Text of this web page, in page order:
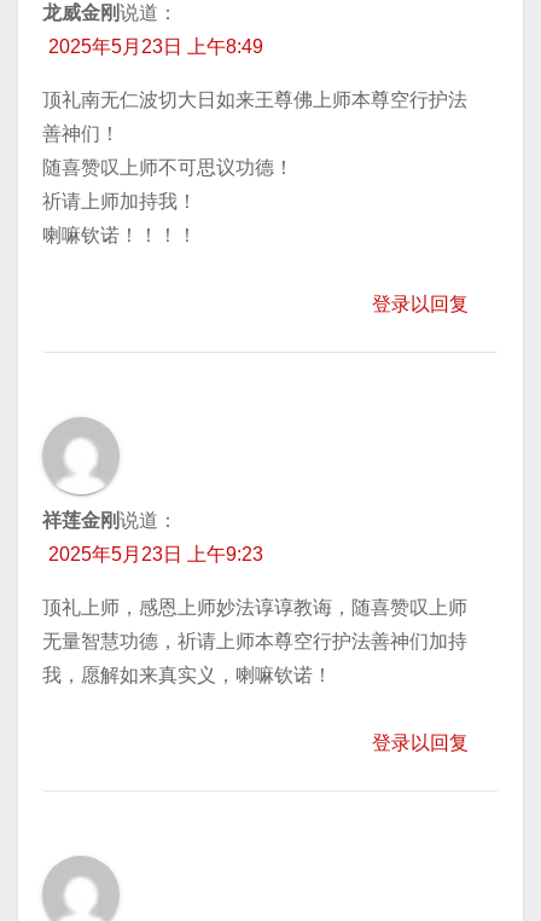
龙威金刚说道：
2025年5月23日 上午8:49
顶礼南无仁波切大日如来王尊佛上师本尊空行护法
善神们！
随喜赞叹上师不可思议功德！
祈请上师加持我！
喇嘛钦诺！！！！
登录以回复
祥莲金刚说道：
2025年5月23日 上午9:23
顶礼上师，感恩上师妙法谆谆教诲，随喜赞叹上师
无量智慧功德，祈请上师本尊空行护法善神们加持
我，愿解如来真实义，喇嘛钦诺！
登录以回复